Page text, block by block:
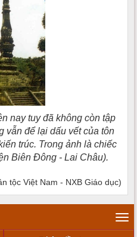
nay tuy đã không còn tập
vẫn để lại dấu vết của tôn
trúc. Trong ảnh là chiếc
Biên Ðông - Lai Châu).
tộc Việt Nam - NXB Giáo dục)